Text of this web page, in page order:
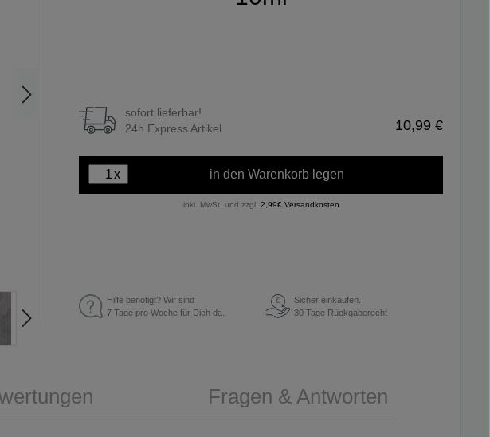
sofort lieferbar!
24h Express Artikel
10,99 €
x in den Warenkorb legen
inkl. MwSt. und zzgl. 2,99€ Versandkosten
Hilfe benötigt? Wir sind
7 Tage pro Woche für Dich da.
€
Sicher einkaufen.
30 Tage Rückgaberecht
Fragen & Antworten